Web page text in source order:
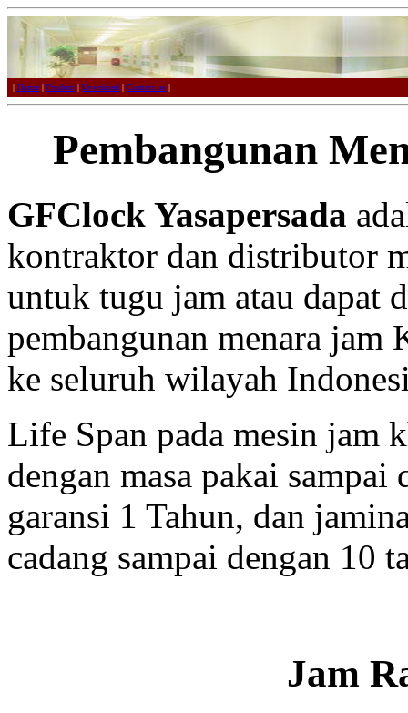
| Home | Product | Download | Contact us |
Pembangunan
GFClock Yasapersada
kontraktor dan distributor
untuk tugu jam atau dapat
pembangunan menara
ke seluruh wilayah
Life Span pada mesin jam
dengan masa pakai sampai
garansi 1 Tahun, dan
cadang sampai dengan 10
Jam